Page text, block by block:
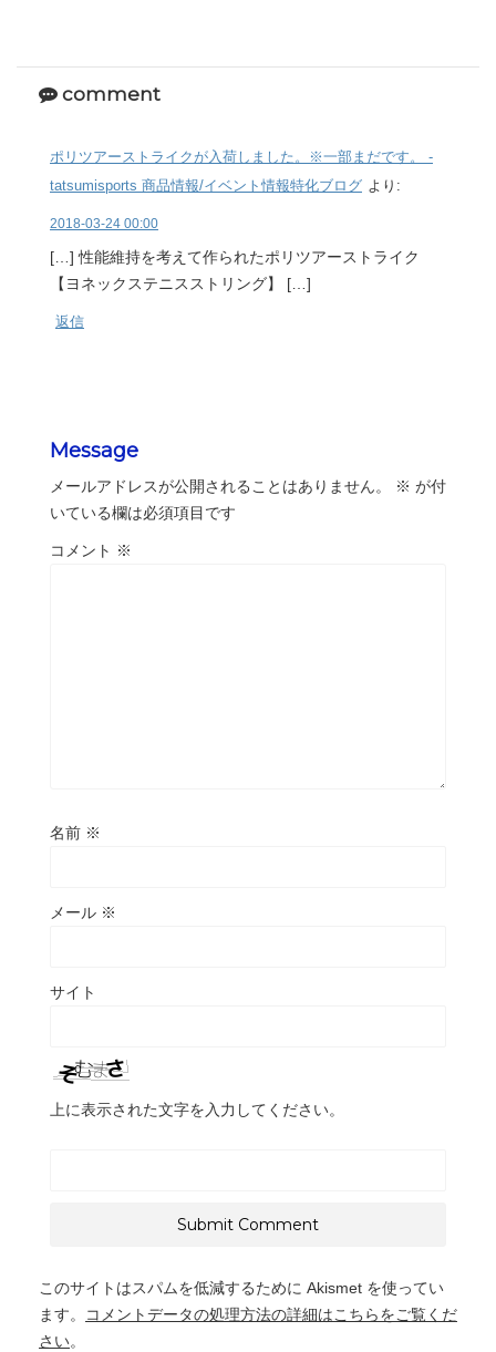
comment
ポリツアーストライクが入荷しました。※一部まだです。 -
tatsumisports 商品情報/イベント情報特化ブログ より:
2018-03-24 00:00
[…] 性能維持を考えて作られたポリツアーストライク
【ヨネックステニスストリング】 […]
返信
Message
メールアドレスが公開されることはありません。 ※ が付
いている欄は必須項目です
コメント ※
名前 ※
メール ※
サイト
上に表示された文字を入力してください。
このサイトはスパムを低減するために Akismet を使ってい
ます。
コメントデータの処理方法の詳細はこちらをご覧くだ
さい。